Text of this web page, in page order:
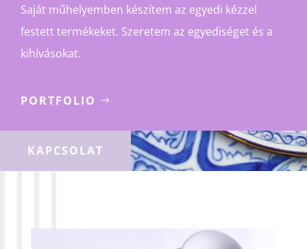
Saját műhelyemben készítem az egyedi kézzel
festett termékeket. Szeretem az egyediséget és a
kihívásokat.
PORTFOLIO
KAPCSOLAT